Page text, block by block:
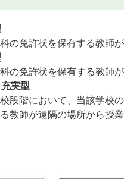
の免許状を保有する教師
の免許状を保有する教師
実型
段階において、当該学校
教師が遠隔の場所から授業